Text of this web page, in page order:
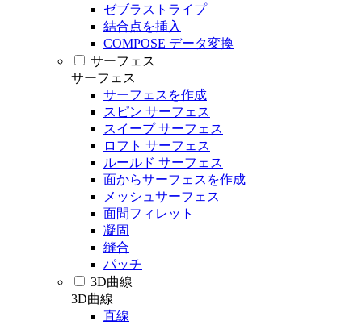
ゼブラストライプ
結合点を挿入
COMPOSE データ変換
サーフェス
サーフェス
サーフェスを作成
スピン サーフェス
スイープ サーフェス
ロフト サーフェス
ルールド サーフェス
面からサーフェスを作成
メッシュサーフェス
面間フィレット
凝固
縫合
パッチ
3D曲線
3D曲線
直線